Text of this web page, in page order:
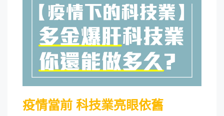
疫情當前 科技業亮眼依舊